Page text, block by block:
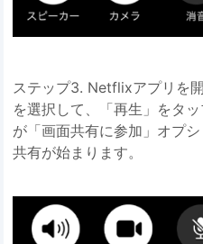
ステップ3. Netflixアプリを
を選択して、「再生」をタ
が「画面共有に参加」オプ
共有が始まります。